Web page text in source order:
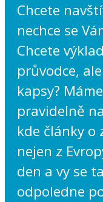
Chcete
nechce se
Chcete
průvodce,
kapsy?
pravidelně
kde články o
nejen z
den a vy se
odpoledne